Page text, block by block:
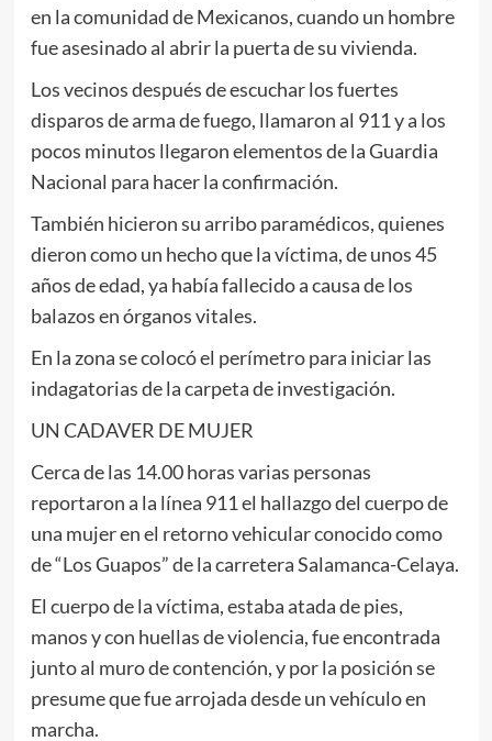
en la comunidad de Mexicanos, cuando un hombre
fue asesinado al abrir la puerta de su vivienda.
Los vecinos después de escuchar los fuertes
disparos de arma de fuego, llamaron al 911 y a los
pocos minutos llegaron elementos de la Guardia
Nacional para hacer la confirmación.
También hicieron su arribo paramédicos, quienes
dieron como un hecho que la víctima, de unos 45
años de edad, ya había fallecido a causa de los
balazos en órganos vitales.
En la zona se colocó el perímetro para iniciar las
indagatorias de la carpeta de investigación.
UN CADAVER DE MUJER
Cerca de las 14.00 horas varias personas
reportaron a la línea 911 el hallazgo del cuerpo de
una mujer en el retorno vehicular conocido como
de “Los Guapos” de la carretera Salamanca-Celaya.
El cuerpo de la víctima, estaba atada de pies,
manos y con huellas de violencia, fue encontrada
junto al muro de contención, y por la posición se
presume que fue arrojada desde un vehículo en
marcha.